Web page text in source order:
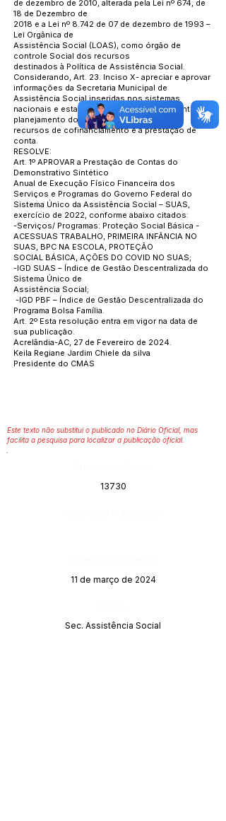
de dezembro de 2010, alterada pela Lei nº 674, de
18 de Dezembro de
2018 e a Lei nº 8.742 de 07 de dezembro de 1993 –
Lei Orgânica de
Assistência Social (LOAS), como órgão de
controle Social dos recursos
destinados à Política de Assistência Social.
Considerando, Art. 23. Inciso X- apreciar e aprovar
informações da Secretaria Municipal de
Assistência Social inseridas nos sistemas
nacionais e estaduais de informação referentes ao
planejamento do uso dos
recursos de cofinanciamento e a prestação de
conta.
RESOLVE:
Art. 1º APROVAR a Prestação de Contas do
Demonstrativo Sintético
Anual de Execução Físico Financeira dos
Serviços e Programas do Governo Federal do
Sistema Único da Assistência Social – SUAS,
exercício de 2022, conforme abaixo citados:
-Serviços/ Programas: Proteção Social Básica -
ACESSUAS TRABALHO, PRIMEIRA INFÂNCIA NO
SUAS, BPC NA ESCOLA, PROTEÇÃO
SOCIAL BÁSICA, AÇÕES DO COVID NO SUAS;
-IGD SUAS – Índice de Gestão Descentralizada do
Sistema Único de
Assistência Social;
-IGD PBF – Índice de Gestão Descentralizada do
Programa Bolsa Família.
Art. 2º Esta resolução entra em vigor na data de
sua publicação.
Acrelândia-AC, 27 de Fevereiro de 2024.
Keila Regiane Jardim Chiele da silva
Presidente do CMAS
Este texto não substitui o publicado no Diário Oficial, mas
facilita a pesquisa para localizar a publicação oficial.
13730
11 de março de 2024
Sec. Assistência Social